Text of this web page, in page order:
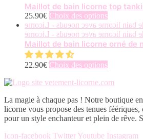
la
Les
peuvent
être
choisies
la
page
du
produit
Maillot de bain licorne top
25.90€ Choix des optionsCe
produit
a
plusieurs
Les
options
peuvent
être
choisies
sur
la
du
Maillot de bain licorne orné de
22.90€ Choix des optionsCe
a
variations.
Les
options
La magie à chaque pas ! Notre boutique
licorne vous propose des tenues
pour un style enchanteur et plein de rêve.
Icon-facebook Twitter Youtube Instagram